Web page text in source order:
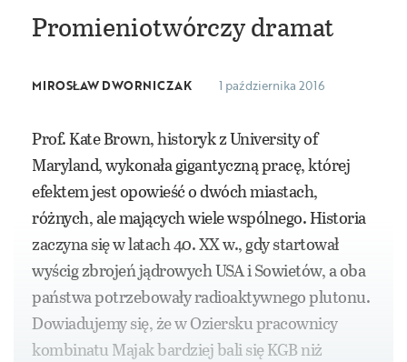
Promieniotwórczy dramat
MIROSŁAW DWORNICZAK 1 października 2016
Prof. Kate Brown, historyk z University of
Maryland, wykonała gigantyczną pracę, której
efektem jest opowieść o dwóch miastach,
różnych, ale mających wiele wspólnego. Historia
zaczyna się w latach 40. XX w., gdy startował
wyścig zbrojeń jądrowych USA i Sowietów, a oba
państwa potrzebowały radioaktywnego plutonu.
Dowiadujemy się, że w Oziersku pracownicy
kombinatu Majak bardziej bali się KGB niż